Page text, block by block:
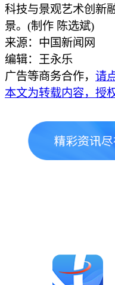
科技与景观艺术创新
景。(制作 陈选斌)
来源：中国新闻网
编辑：王永乐
广告等商务合作， 请
本文为转载内容，授